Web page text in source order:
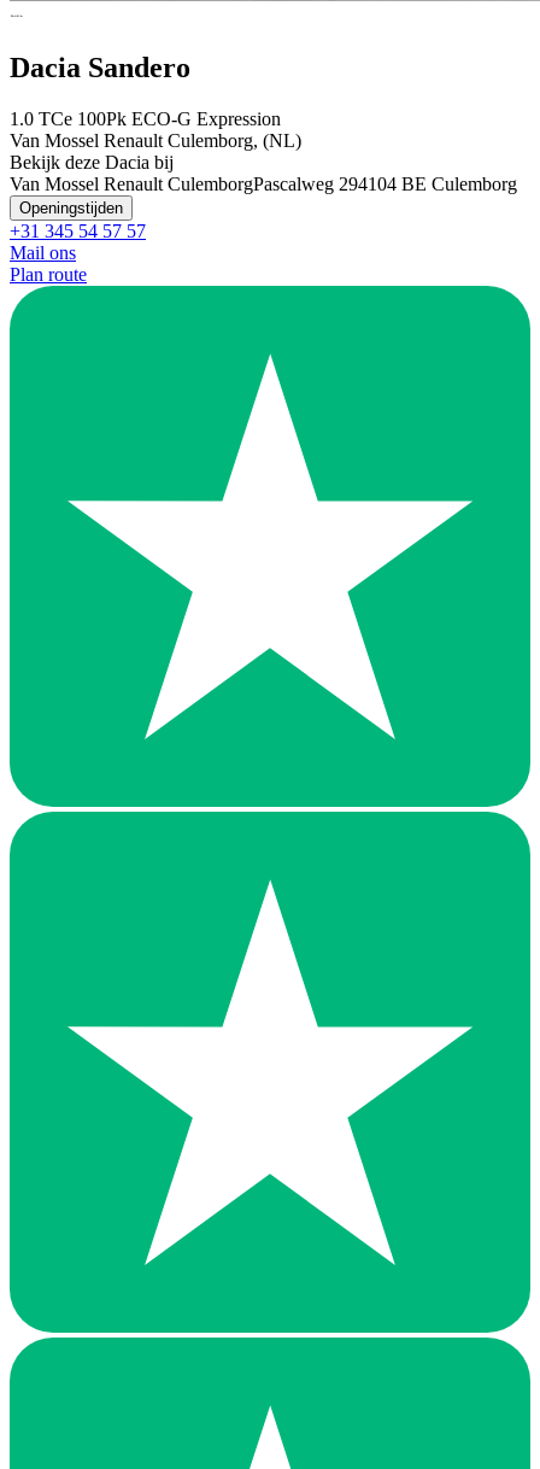
Dacia Sandero
1.0 TCe 100Pk ECO-G Expression
Van Mossel Renault Culemborg, (NL)
Bekijk deze Dacia bij
Van Mossel Renault CulemborgPascalweg 294104 BE Culemborg
Openingstijden
+31 345 54 57 57
Mail ons
Plan route